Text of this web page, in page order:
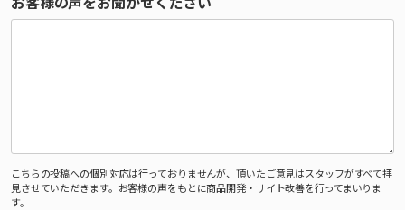
こちらの投稿への個別対応は行っておりませんが、頂いたご意見はスタッフがすべて拝
見させていただきます。お客様の声をもとに商品開発・サイト改善を行ってまいりま
す。